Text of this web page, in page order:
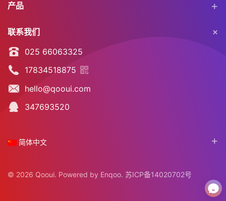
产品
联系我们
025 66063325
17834518875
hello@qooui.com
347693520
简体中文
© 2026 Qooui. Powered by Enqoo. 苏ICP备14020702号